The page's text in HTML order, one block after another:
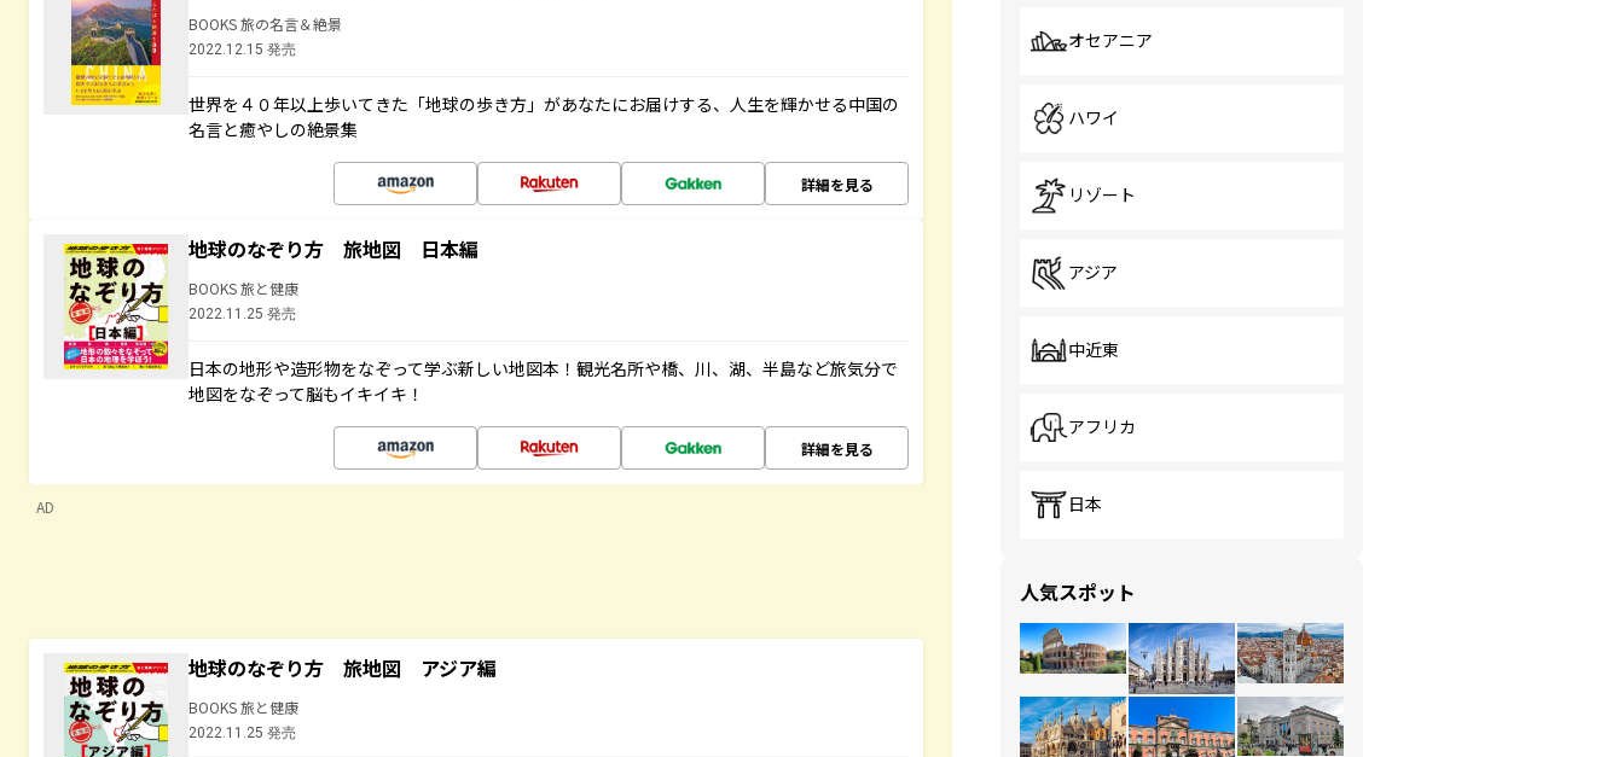
BOOKS 旅の名言＆絶景
2022.12.15 発売
世界を４０年以上歩いてきた「地球の歩き方」があなたにお届けする、人生を輝かせる中国の
名言と癒やしの絶景集
詳細を見る
地球のなぞり方 旅地図 日本編
BOOKS 旅と健康
2022.11.25 発売
日本の地形や造形物をなぞって学ぶ新しい地図本！観光名所や橋、川、湖、半島など旅気分で
地図をなぞって脳もイキイキ！
詳細を見る
AD
地球のなぞり方 旅地図 アジア編
BOOKS 旅と健康
2022.11.25 発売
オセアニア
ハワイ
リゾート
アジア
中近東
アフリカ
日本
人気スポット